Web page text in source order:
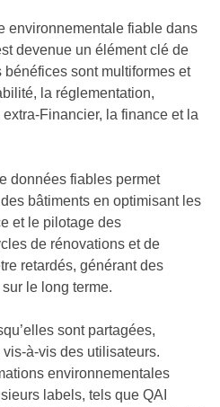
environnementale fiable dans
devenue un élément clé de
bénéfices sont multiformes et
la réglementation,
extra-Financier, la finance et la
données fiables permet
bâtiments en optimisant les
et le pilotage des
de rénovations et de
retardés, générant des
le long terme.
sont partagées,
à-vis des utilisateurs.
environnementales
labels, tels que QAI